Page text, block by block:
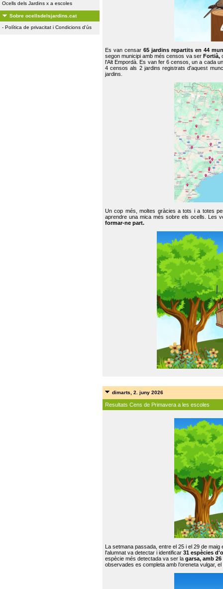
Ocells dels Jardins x a escoles
Sobre ocellsdelsjardins.cat
- Política de privacitat i Condicions d'ús
Es van censar65 jardins repartits en 44
segon municipi amb més censos va ser Fortià,
l'Alt Empordà. Es van fer 6 censos, un a cada
4 censos als 2 jardins registrats d'aquest
jardins.
Un cop més, moltes gràcies a tots i a totes
aprendre una mica més sobre els ocells. Les
formar-ne part.
dimarts, 2. juny 2026
Resultats Cens de Primavera a les escoles
La setmana passada, entre el 25 i el 29 de
l'alumnat va detectar i identificar 31 espècies
espècie més detectada va ser la garsa, amb
observades es completa amb l’oreneta vulgar,